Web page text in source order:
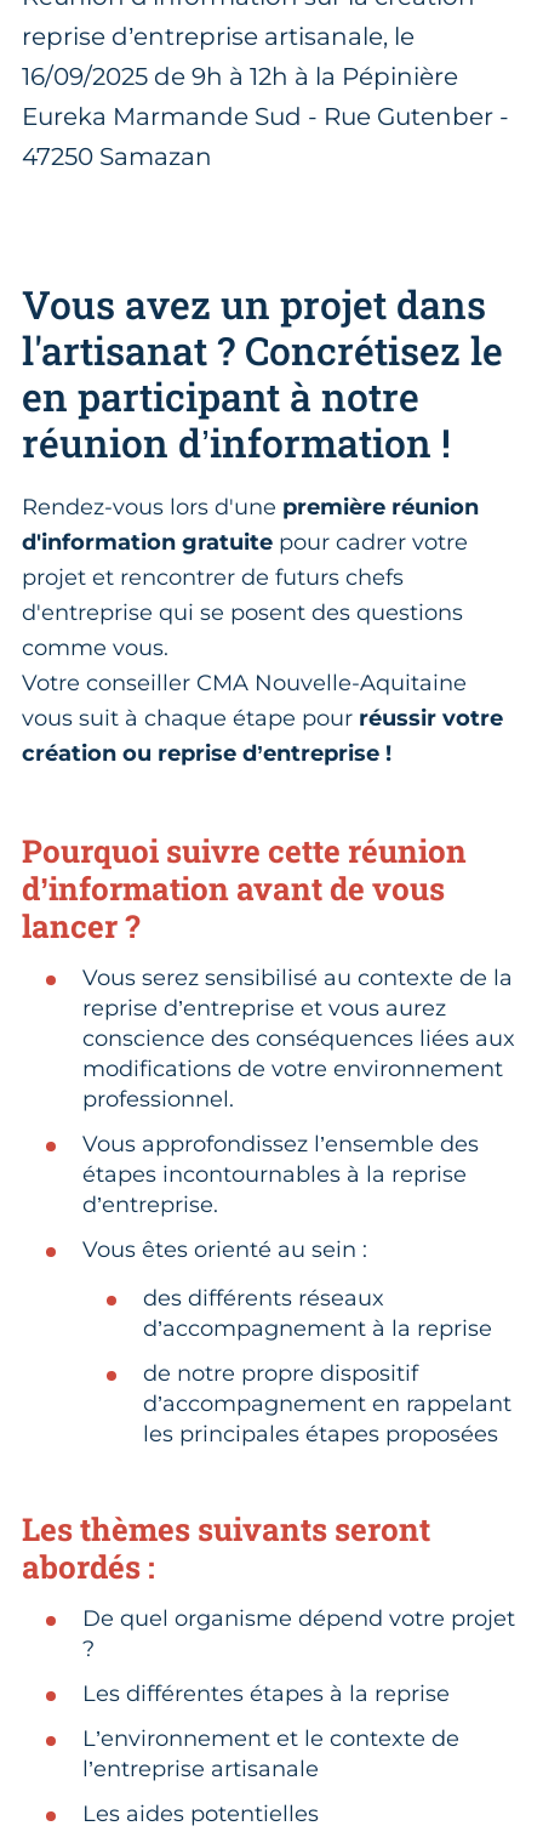
reprise d’entreprise artisanale, le
16/09/2025 de 9h à 12h à la Pépinière
Eureka Marmande Sud - Rue Gutenber -
47250 Samazan
Vous avez un projet dans
l'artisanat ? Concrétisez le
en participant à notre
réunion d’information !
Rendez-vous lors d'une première réunion
d'information gratuite pour cadrer votre
projet et rencontrer de futurs chefs
d'entreprise qui se posent des questions
comme vous.
Votre conseiller CMA Nouvelle-Aquitaine
vous suit à chaque étape pour réussir votre
création ou reprise d’entreprise !
Pourquoi suivre cette réunion
d’information avant de vous
lancer ?
Vous serez sensibilisé au contexte de la
reprise d’entreprise et vous aurez
conscience des conséquences liées aux
modifications de votre environnement
professionnel.
Vous approfondissez l’ensemble des
étapes incontournables à la reprise
d’entreprise.
Vous êtes orienté au sein :
des différents réseaux
d’accompagnement à la reprise
de notre propre dispositif
d’accompagnement en rappelant
les principales étapes proposées
Les thèmes suivants seront
abordés :
De quel organisme dépend votre projet
?
Les différentes étapes à la reprise
L’environnement et le contexte de
l’entreprise artisanale
Les aides potentielles